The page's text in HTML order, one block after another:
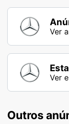
Ver
Ver
Outros